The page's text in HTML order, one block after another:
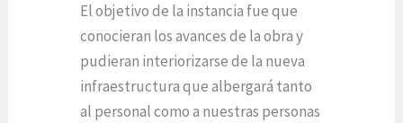
El objetivo de la instancia fue que
conocieran los avances de la obra y
pudieran interiorizarse de la nueva
infraestructura que albergará tanto
al personal como a nuestras personas